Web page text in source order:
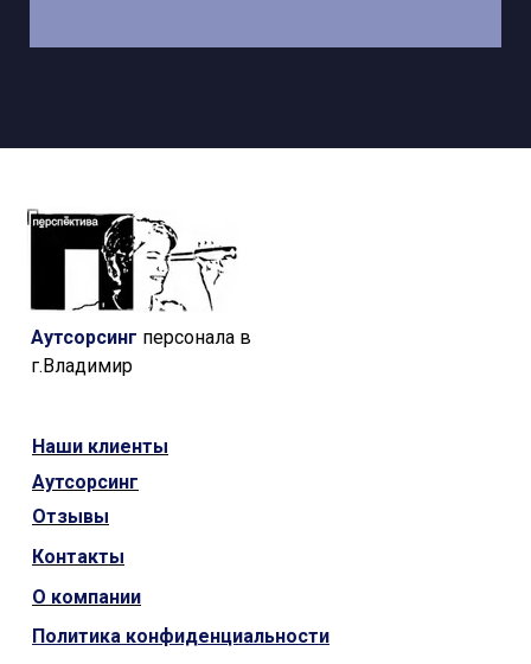
Политика конфиденциальности
О компании
Контакты
Отзывы
Аутсорсинг
Наши клиенты
Аутсорсинг персонала в
г.Владимир